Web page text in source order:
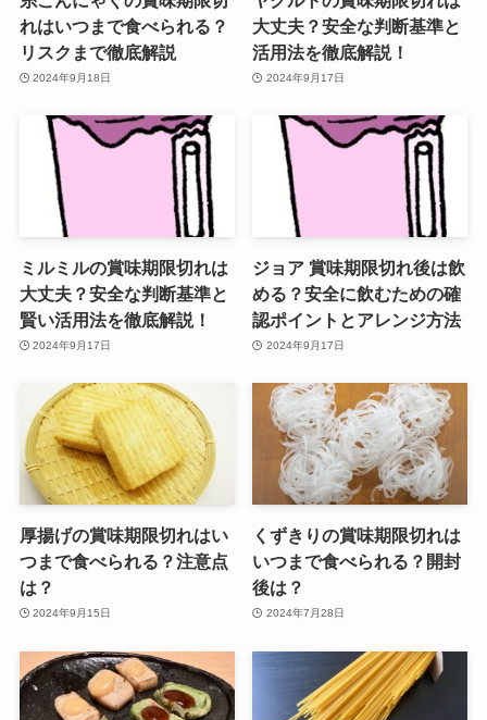
れはいつまで食べられる？
リスクまで徹底解説
2024年9月18日
大丈夫？安全な判断基準と
活用法を徹底解説！
2024年9月17日
ミルミルの賞味期限切れは
大丈夫？安全な判断基準と
賢い活用法を徹底解説！
2024年9月17日
ジョア 賞味期限切れ後は飲
める？安全に飲むための確
認ポイントとアレンジ方法
2024年9月17日
厚揚げの賞味期限切れはい
つまで食べられる？注意点
は？
2024年9月15日
くずきりの賞味期限切れは
いつまで食べられる？開封
後は？
2024年7月28日